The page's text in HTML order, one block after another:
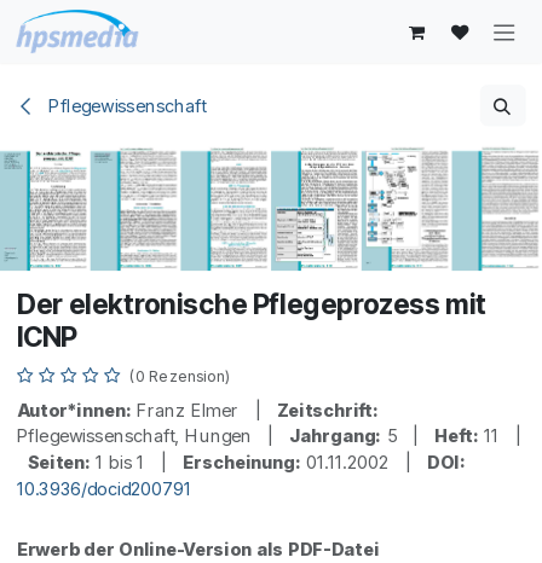
Zum Inhalt springen
Pflegewissenschaft
Der elektronische Pflegeprozess mit
ICNP
(0 Rezension)
Autor*innen: Franz Elmer | Zeitschrift:
Pflegewissenschaft, Hungen | Jahrgang: 5 | Heft: 11 |
Seiten: 1 bis 1 | Erscheinung: 01.11.2002 | DOI:
10.3936/docid200791
Erwerb der Online-Version als PDF-Datei